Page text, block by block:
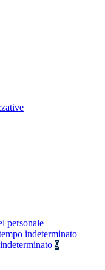
personale
indeterminato
9